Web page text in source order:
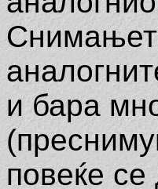
и бара
повеќе се